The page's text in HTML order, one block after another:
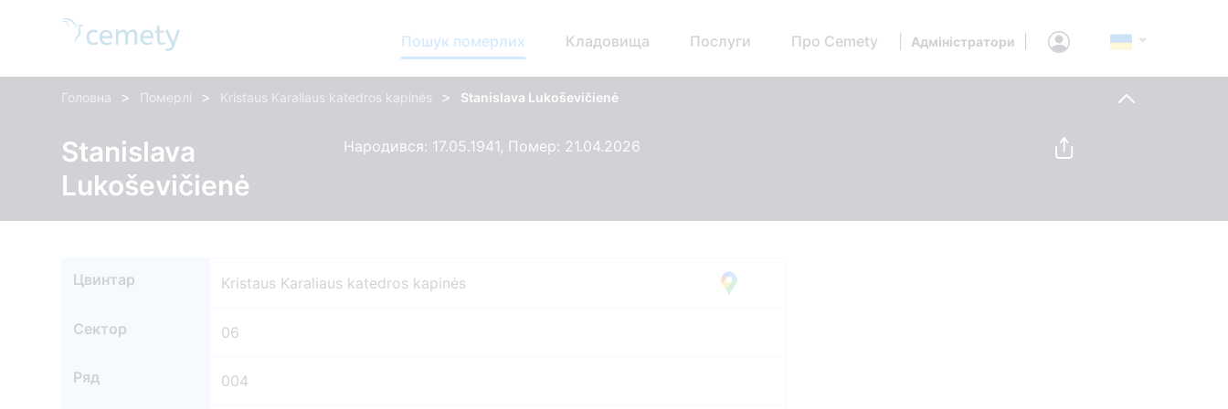
Пошук померлих Кладовища Послуги Про Cemety Адміністратори
Головна > Померлі > Kristaus Karaliaus katedros kapinės > Stanislava Lukoševičienė
Stanislava
Lukoševičienė
Народився: 17.05.1941, Помер: 21.04.2026
Цвинтар Kristaus Karaliaus katedros kapinės
Сектор 06
Ряд 004